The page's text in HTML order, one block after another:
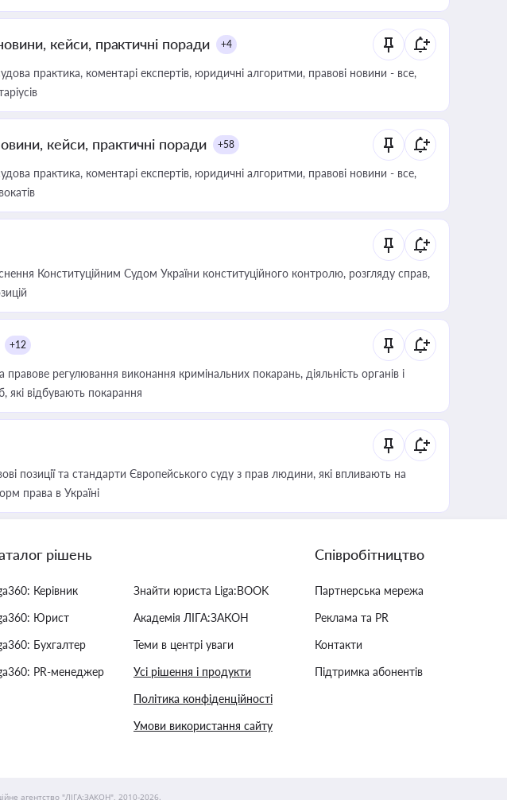
кейси, практичні поради +4
практика, коментарі експертів, юридичні алгоритми, правові новини - все,
кейси, практичні поради +58
практика, коментарі експертів, юридичні алгоритми, правові новини - все,
Конституційним Судом України конституційного контролю, розгляду справ,
+12
регулювання виконання кримінальних покарань, діяльність органів і
які відбувають покарання
позиції та стандарти Європейського суду з прав людини, які впливають на
права в Україні
рішень
Керівник
Юрист
Бухгалтер
PR-менеджер
Знайти юриста Liga:BOOK
Академія ЛІГА:ЗАКОН
Теми в центрі уваги
Усі рішення і продукти
Політика конфіденційності
Умови використання сайту
Співробітництво
Партнерська мережа
Реклама та PR
Контакти
Підтримка абонентів
агентство "ЛІГА:ЗАКОН", 2010-2026.